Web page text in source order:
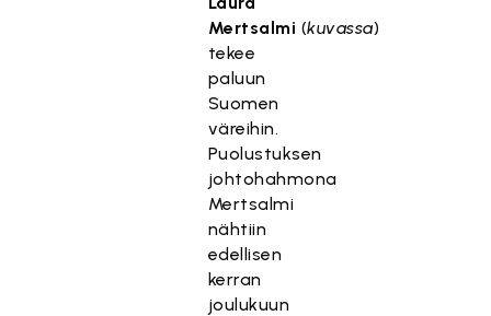
Mertsalmi (kuvassa)
tekee
paluun
Suomen
väreihin.
Puolustuksen
johtohahmona
Mertsalmi
nähtiin
edellisen
kerran
joulukuun